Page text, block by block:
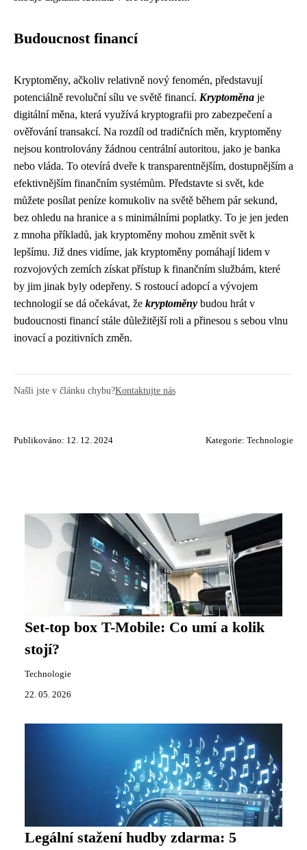
Budoucnost financí
Kryptoměny, ačkoliv relativně nový fenomén, představují
potenciálně revoluční sílu ve světě financí. Kryptoměna je
digitální měna, která využívá kryptografii pro zabezpečení a
ověřování transakcí. Na rozdíl od tradičních měn, kryptoměny
nejsou kontrolovány žádnou centrální autoritou, jako je banka
nebo vláda. To otevírá dveře k transparentnějším, dostupnějším a
efektivnějším finančním systémům. Představte si svět, kde
můžete posílat peníze komukoliv na světě během pár sekund,
bez ohledu na hranice a s minimálními poplatky. To je jen jeden
z mnoha příkladů, jak kryptoměny mohou změnit svět k
lepšímu. Již dnes vidíme, jak kryptoměny pomáhají lidem v
rozvojových zemích získat přístup k finančním službám, které
by jim jinak byly odepřeny. S rostoucí adopcí a vývojem
technologií se dá očekávat, že kryptoměny budou hrát v
budoucnosti financí stále důležitější roli a přinesou s sebou vlnu
inovací a pozitivních změn.
Našli jste v článku chybu?Kontaktujte nás
Publikováno: 12. 12. 2024 Kategorie: Technologie
Set-top box T-Mobile: Co umí a kolik
stojí?
Technologie
22. 05. 2026
Legální stažení hudby zdarma: 5